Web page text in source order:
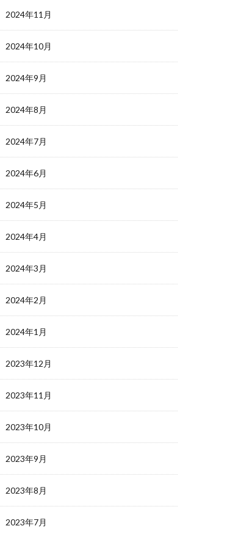
2024年11月
2024年10月
2024年9月
2024年8月
2024年7月
2024年6月
2024年5月
2024年4月
2024年3月
2024年2月
2024年1月
2023年12月
2023年11月
2023年10月
2023年9月
2023年8月
2023年7月